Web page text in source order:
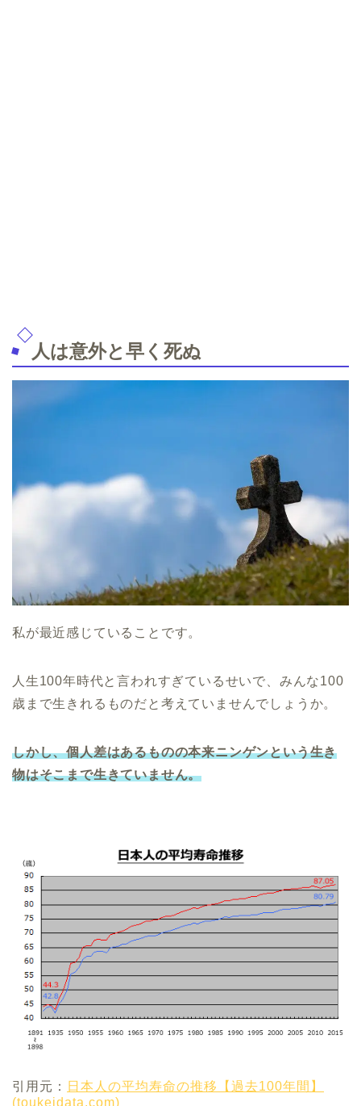
人は意外と早く死ぬ
私が最近感じていることです。
人生100年時代と言われすぎているせいで、みんな100
歳まで生きれるものだと考えていませんでしょうか。
しかし、個人差はあるものの本来ニンゲンという生き
物はそこまで生きていません。
引用元：
日本人の平均寿命の推移【過去100年間】
(toukeidata.com)